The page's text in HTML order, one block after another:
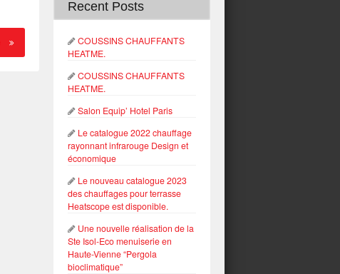
Recent Posts
COUSSINS CHAUFFANTS
HEATME.
COUSSINS CHAUFFANTS
HEATME.
Salon Equip’ Hotel Paris
Le catalogue 2022 chauffage
rayonnant infrarouge Design et
économique
Le nouveau catalogue 2023
des chauffages pour terrasse
Heatscope est disponible.
Une nouvelle réalisation de la
Ste Isol-Eco menuiserie en
Haute-Vienne “Pergola
bioclimatique”